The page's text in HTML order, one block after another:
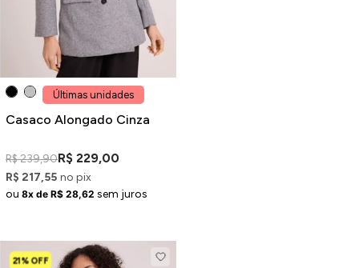
Últimas unidades
Casaco Alongado Cinza
R$ 239,90R$ 229,00
R$ 217,55 no pix
ou 8x de R$ 28,62 sem juros
21% OFF